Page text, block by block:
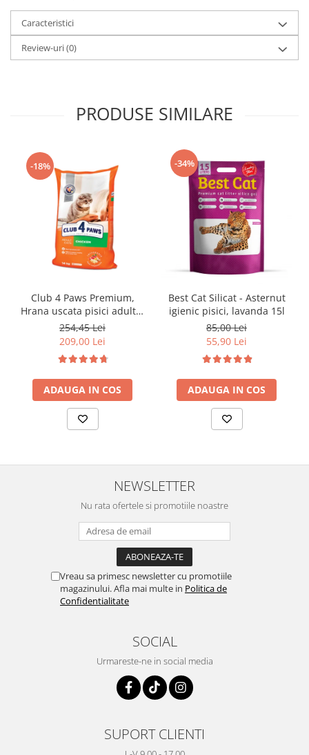
Caracteristici
Review-uri(0)
PRODUSE SIMILARE
-18%
Club 4 Paws Premium,
Hrana uscata pisici adulte,
cu Pui 14kg
254,45 Lei
209,00 Lei
ADAUGA IN COS
-34%
Best Cat Silicat - Asternut
igienic pisici, lavanda 15l
85,00 Lei
55,90 Lei
ADAUGA IN COS
NEWSLETTER
Nu rata ofertele si promotiile noastre
Vreau sa primesc newsletter cu promotiile
magazinului. Afla mai multe in Politica de
Confidentialitate
SOCIAL
Urmareste-ne in social media
SUPORT CLIENTI